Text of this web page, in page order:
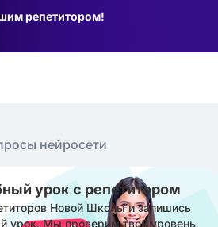
репетитором!
нейросети
урок с репетитором
Новой Школы и запишись
урок. Мы проверим твой уровень